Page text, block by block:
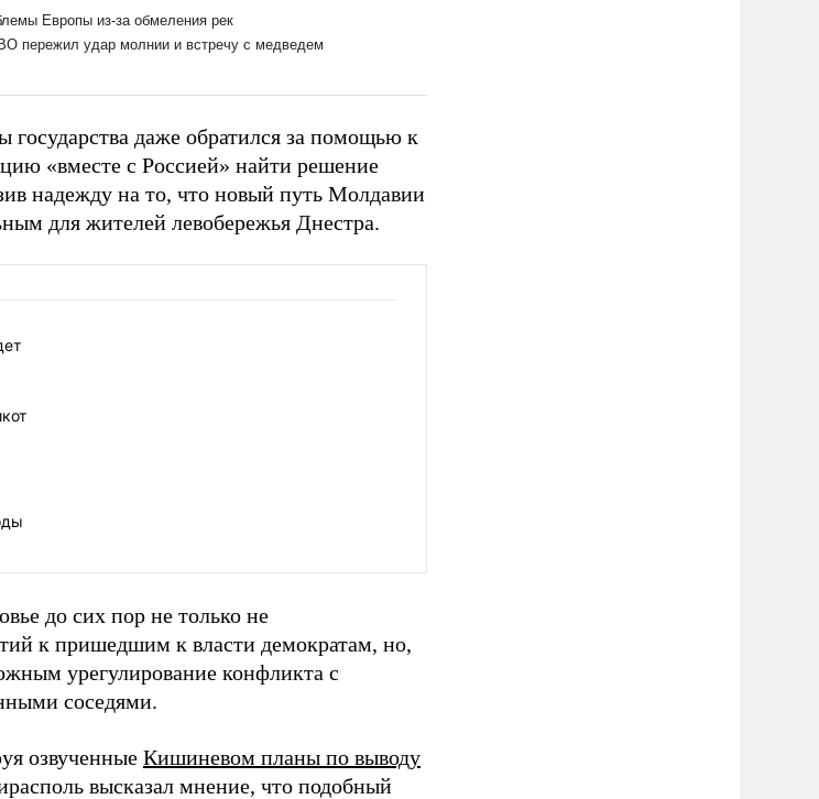
государства даже обратился за помощью к
«вместе с Россией» найти решение
надежду на то, что новый путь Молдавии
для жителей левобережья Днестра.
до сих пор не только не
к пришедшим к власти демократам, но,
урегулирование конфликта с
соседями.
озвученные Кишиневом планы по выводу
высказал мнение, что подобный